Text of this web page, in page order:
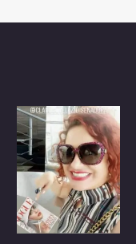
la
página
de
producto